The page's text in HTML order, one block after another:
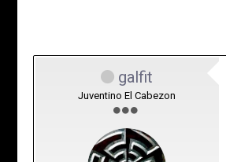
galfit
Juventino El Cabezon